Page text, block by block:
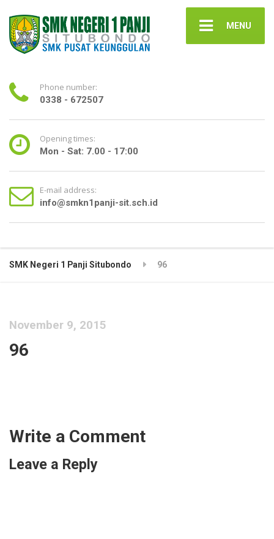
MENU
Phone number:
0338 - 672507
Opening times:
Mon - Sat: 7.00 - 17:00
E-mail address:
info@smkn1panji-sit.sch.id
SMK Negeri 1 Panji Situbondo 96
November 9, 2015
96
Write a Comment
Leave a Reply